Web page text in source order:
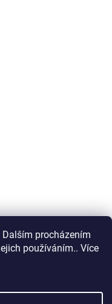
procházením
používáním.. Více